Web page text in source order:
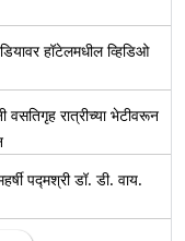
हॉटेलमधील व्हिडिओ
रात्रीच्या भेटीवरून
पद्मश्री डॉ. डी. वाय.